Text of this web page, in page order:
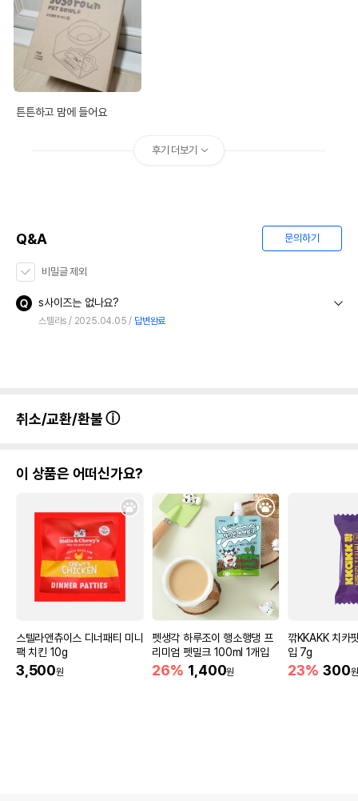
튼튼하고 맘에 들어요
후기 더보기
Q&A 문의하기
비밀글 제외
s사이즈는 없나요?
스텔라s 2025.04.05 답변완료
취소/교환/환불
이 상품은 어떠신가요?
스텔라앤츄이스 디너패티 미니
팩 치킨 10g
3,500원
펫생각 하루조이 행소행댕 프
리미엄 펫밀크 100ml 1개입
26% 1,400원
깎KKAKK 치카
입 7g
23% 300원